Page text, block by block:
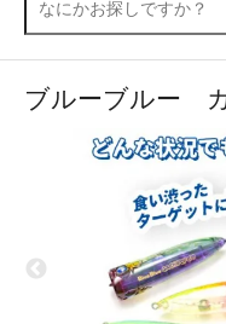
ブルーブルー